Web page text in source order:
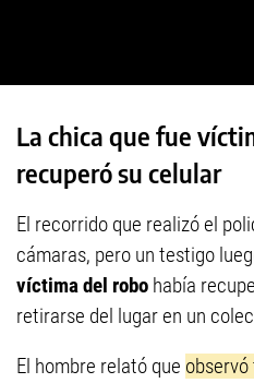
La chica que fue
recuperó su celular
El recorrido que realizó el
cámaras, pero un testigo
víctima del robo había
retirarse del lugar en un
El hombre relató que